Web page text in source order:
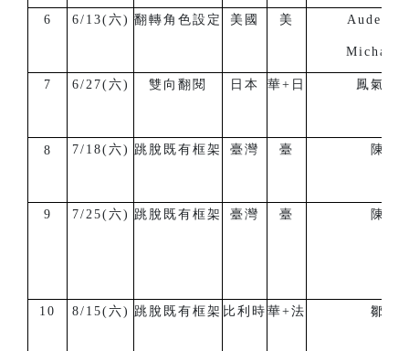
6 6/13(六) 翻轉角色設定 美國 美 Auden
Michael
7 6/27(六) 雙向翻閱 日本 華+日 鳳氣至
8 7/18(六) 跳脫既有框架 臺灣 臺 陳正
9 7/25(六) 跳脫既有框架 臺灣 臺 陳韋
10 8/15(六) 跳脫既有框架 比利時 華+法 鄒宏